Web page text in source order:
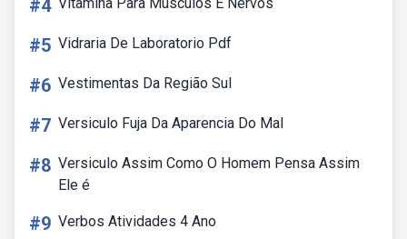
#4
#5 Vidraria De Laboratorio Pdf
#6 Vestimentas Da Região Sul
#7 Versiculo Fuja Da Aparencia Do Mal
#8 Versiculo Assim Como O Homem Pensa Assim
Ele é
#9 Verbos Atividades 4 Ano